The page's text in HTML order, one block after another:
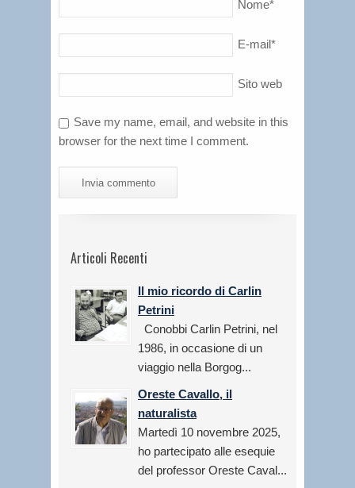
Nome*
E-mail*
Sito web
Save my name, email, and website in this
browser for the next time I comment.
Articoli Recenti
Il mio ricordo di Carlin
Petrini
Conobbi Carlin Petrini, nel
1986, in occasione di un
viaggio nella Borgog...
Oreste Cavallo, il
naturalista
Martedì 10 novembre 2025,
ho partecipato alle esequie
del professor Oreste Caval...